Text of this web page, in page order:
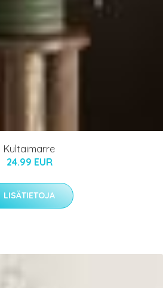
Kultaimarre
24.99 EUR
LISÄTIETOJA